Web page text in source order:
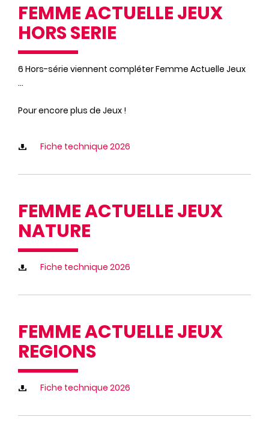
FEMME ACTUELLE JEUX
HORS SERIE
6 Hors-série viennent compléter Femme Actuelle Jeux
...
Pour encore plus de Jeux !
Fiche technique 2026
FEMME ACTUELLE JEUX
NATURE
Fiche technique 2026
FEMME ACTUELLE JEUX
REGIONS
Fiche technique 2026